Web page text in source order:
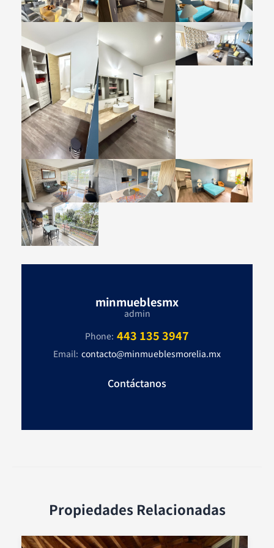
minmueblesmx
admin
Phone: 443 135 3947
Email: contacto@minmueblesmorelia.mx
Contáctanos
Propiedades Relacionadas